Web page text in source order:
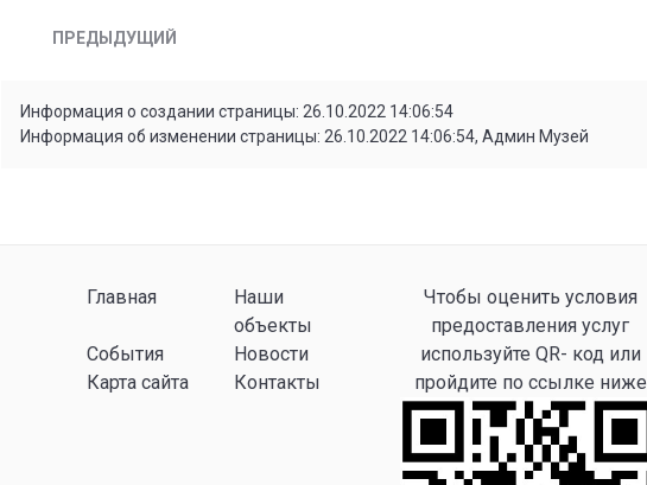
ПРЕДЫДУЩИЙ
Информация о создании страницы: 26.10.2022 14:06:54
Информация об изменении страницы: 26.10.2022 14:06:54, Админ Музей
Главная
Наши
объекты
События
Новости
Карта сайта
Контакты
Чтобы оценить условия
предоставления услуг
используйте QR- код или
пройдите по ссылке ниже